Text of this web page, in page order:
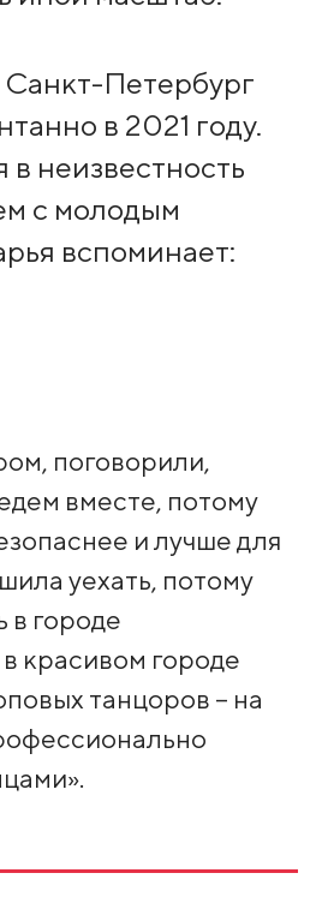
Санкт-Петербург
в 2021 году.
неизвестность
с молодым
вспоминает:
поговорили,
вместе, потому
и лучше для
уехать, потому
в городе
красивом городе
танцоров – на